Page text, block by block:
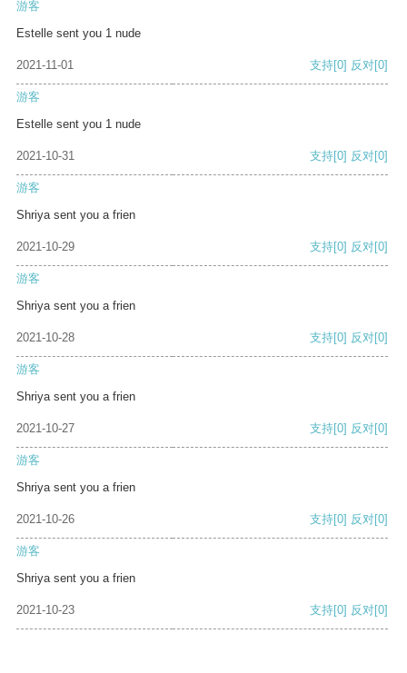
游客
Estelle sent you 1 nude
2021-11-01 支持[0] 反对[0]
游客
Estelle sent you 1 nude
2021-10-31 支持[0] 反对[0]
游客
Shriya sent you a frien
2021-10-29 支持[0] 反对[0]
游客
Shriya sent you a frien
2021-10-28 支持[0] 反对[0]
游客
Shriya sent you a frien
2021-10-27 支持[0] 反对[0]
游客
Shriya sent you a frien
2021-10-26 支持[0] 反对[0]
游客
Shriya sent you a frien
2021-10-23 支持[0] 反对[0]